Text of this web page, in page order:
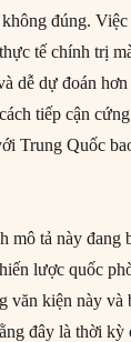
đúng.
tế chính trị
dễ dự đoán
tiếp cận
Trung Quốc
mô tả này đang
lược quốc
văn kiện này và
đây là thời kỳ